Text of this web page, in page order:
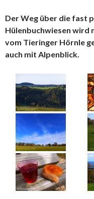
Der Weg über die fast
Hülenbuchwiesen wird
vom Tieringer Hörnle
auch mit Alpenblick.